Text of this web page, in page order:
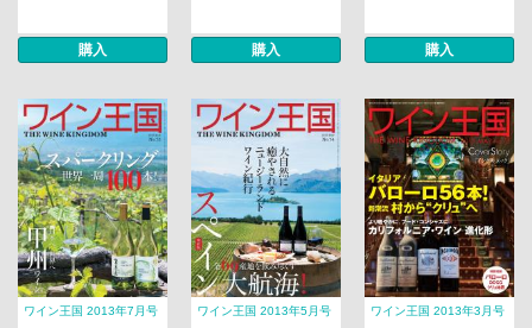
購入 購入 購入
ワイン王国 2013年7月号 ワイン王国 2013年5月号 ワイン王国 2013年3月号